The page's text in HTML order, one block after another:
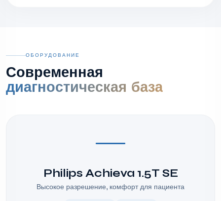
ОБОРУДОВАНИЕ
Современная
диагностическая база
Philips Achieva 1.5T SE
Высокое разрешение, комфорт для пациента